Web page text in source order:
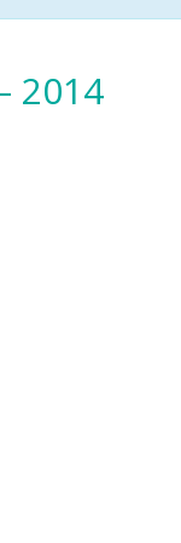
2014